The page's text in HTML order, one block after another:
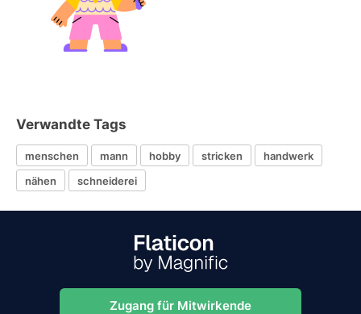
Verwandte Tags
menschen mann hobby stricken
handwerk
nähen
schneiderei
Zugang für Mitwirkende